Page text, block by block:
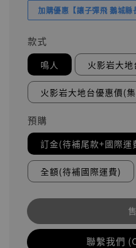
加購優惠【讓子彈飛 鵝城縣
款式
鳴人 火影岩大地
火影岩大地台優惠價(
預購
訂金(待補尾款+國際運
全額(待補國際運費)
聯繫我們